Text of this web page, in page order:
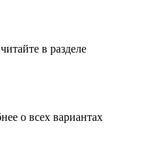
в разделе
о всех вариантах